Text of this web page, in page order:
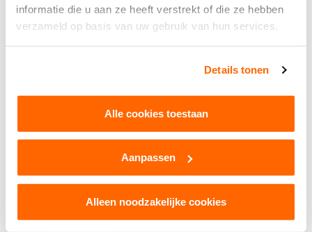
informatie die u aan ze heeft verstrekt of die ze hebben
verzameld op basis van uw gebruik van hun services.
Details tonen
Alle cookies toestaan
Aanpassen
Alleen noodzakelijke cookies